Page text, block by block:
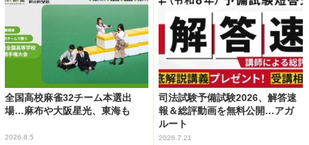
全国高校麻雀32チーム本選出
場…麻布や大阪星光、東海も
2026.8.5
司法試験予備試験2026、解答速
報＆総評動画を無料公開…アガ
ルート
2026.7.21